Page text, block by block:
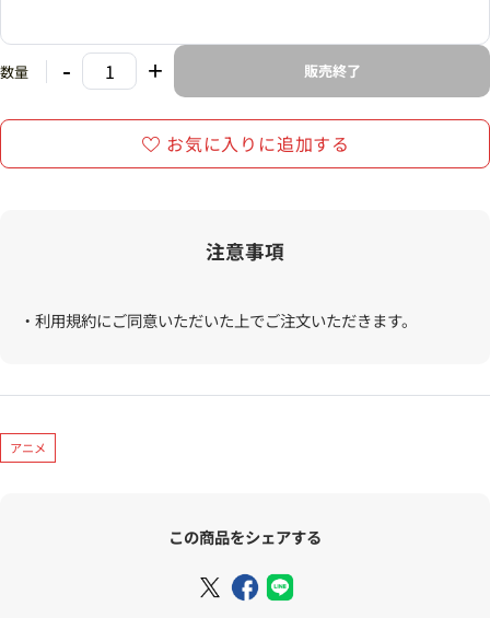
数量 - + 販売終了
お気に入りに追加する
注意事項
・利用規約にご同意いただいた上でご注文いただきます。
アニメ
この商品をシェアする